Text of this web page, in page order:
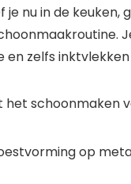
nu in de
zelfs
het schoonmaken
op